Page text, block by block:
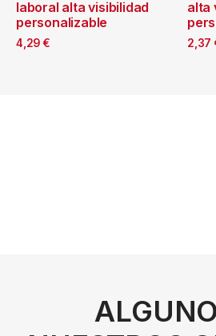
laboral alta visibilidad
personalizable
4,29 €
alta
2,37